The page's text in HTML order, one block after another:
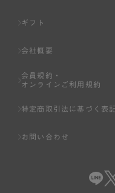
基づき判断した場合は
のいずれかの事由に該
または事前に通知する
いる場合。
ギフト
会社概要
会員規約・
オンラインご利用規約
特定商取引法に基づく表記
お問い合わせ